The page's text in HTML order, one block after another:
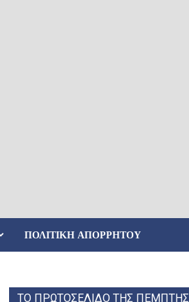
ΠΟΛΙΤΙΚΉ ΑΠΟΡΡΉΤΟΥ
ΤΟ ΠΡΩΤΟΣΕΛΙΔΟ ΤΗΣ ΠΕΜΠΤΗΣ